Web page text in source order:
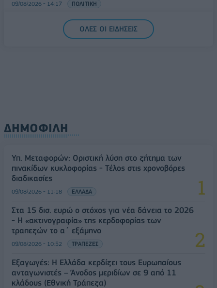
09/08/2026 - 14:17 ΠΟΛΙΤΙΚΗ
ΟΛΕΣ ΟΙ ΕΙΔΗΣΕΙΣ
ΔΗΜΟΦΙΛΗ
Υπ. Μεταφορών: Οριστική λύση στο ζήτημα των
πινακίδων κυκλοφορίας - Τέλος στις χρονοβόρες
διαδικασίες
09/08/2026 - 11:18 ΕΛΛΑΔΑ
Στα 15 δισ. ευρώ ο στόχος για νέα δάνεια το 2026
- Η «ακτινογραφία» της κερδοφορίας των
τραπεζών το α΄ εξάμηνο
09/08/2026 - 10:52 ΤΡΑΠΕΖΕΣ
Εξαγωγές: Η Ελλάδα κερδίζει τους Ευρωπαίους
ανταγωνιστές – Άνοδος μεριδίων σε 9 από 11
κλάδους (Εθνική Τράπεζα)